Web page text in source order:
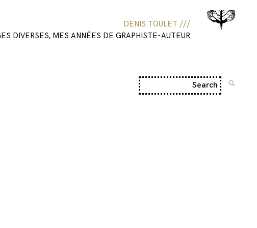
DENIS TOULET ///
DIVERSES, MES ANNÉES DE GRAPHISTE-AUTEUR